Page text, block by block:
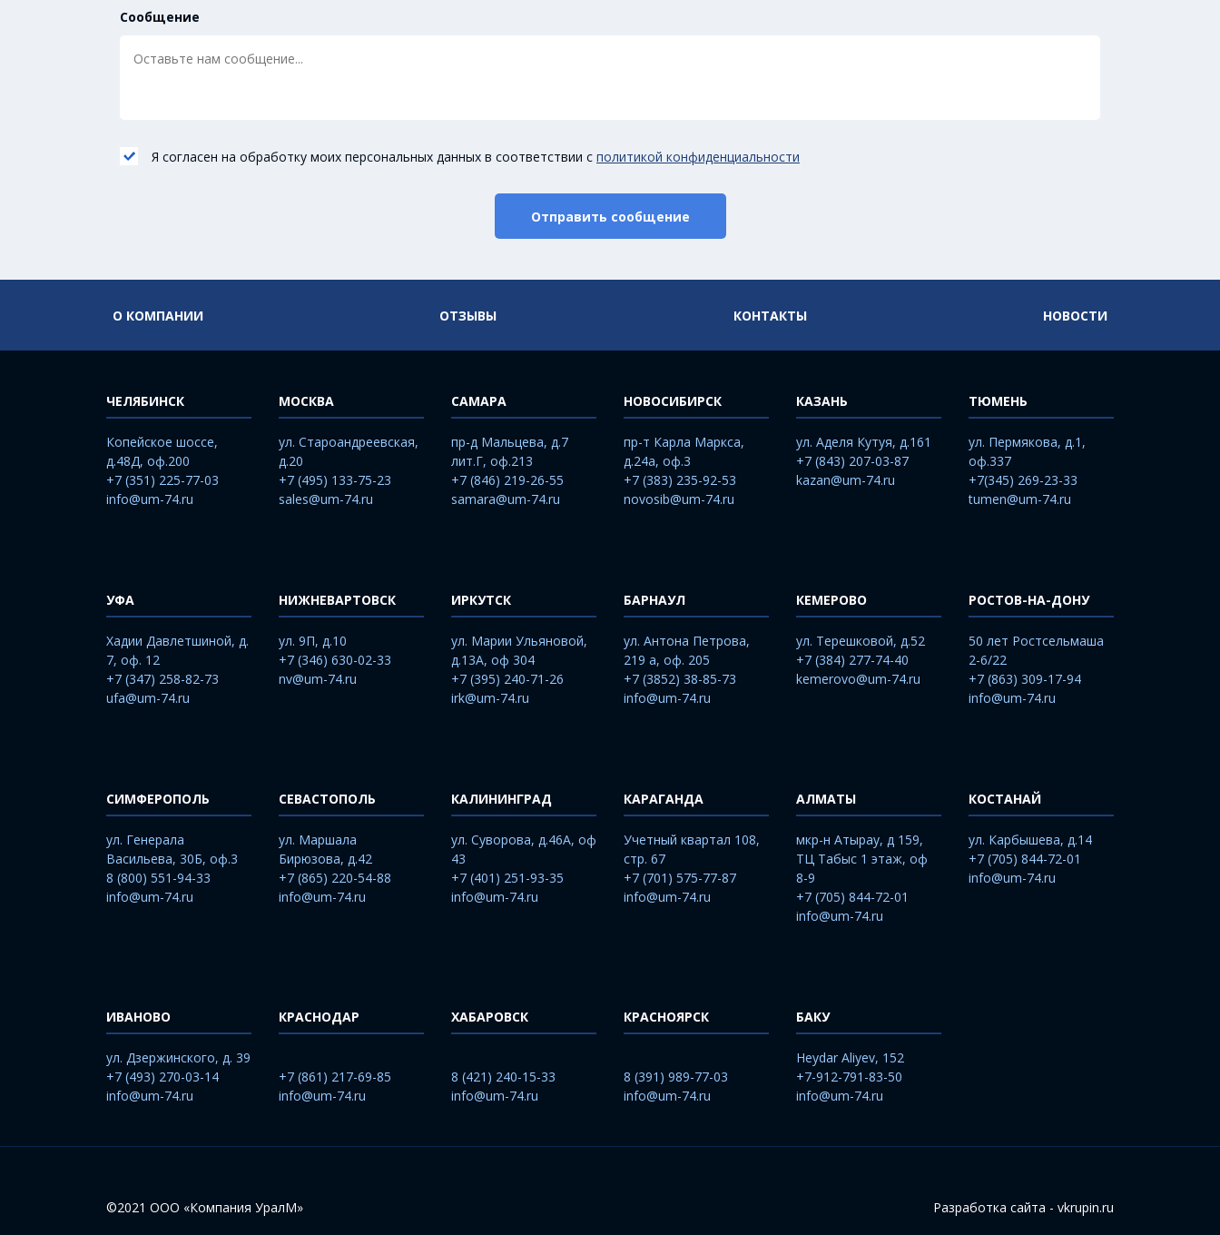
Сообщение
Я согласен на обработку моих персональных данных в соответствии с политикой конфиденциальности
Отправить сообщение
О КОМПАНИИ ОТЗЫВЫ КОНТАКТЫ НОВОСТИ
ЧЕЛЯБИНСК
Копейское шоссе,
д.48Д, оф.200
+7 (351) 225-77-03
info@um-74.ru
МОСКВА
ул. Староандреевская,
д.20
+7 (495) 133-75-23
sales@um-74.ru
САМАРА
пр-д Мальцева, д.7
лит.Г, оф.213
+7 (846) 219-26-55
samara@um-74.ru
НОВОСИБИРСК
пр-т Карла Маркса,
д.24а, оф.3
+7 (383) 235-92-53
novosib@um-74.ru
КАЗАНЬ
ул. Аделя Кутуя, д.161
+7 (843) 207-03-87
kazan@um-74.ru
ТЮМЕНЬ
ул. Пермякова, д.1,
оф.337
+7(345) 269-23-33
tumen@um-74.ru
УФА
Хадии Давлетшиной, д.
7, оф. 12
+7 (347) 258-82-73
ufa@um-74.ru
НИЖНЕВАРТОВСК
ул. 9П, д.10
+7 (346) 630-02-33
nv@um-74.ru
ИРКУТСК
ул. Марии Ульяновой,
д.13А, оф 304
+7 (395) 240-71-26
irk@um-74.ru
БАРНАУЛ
ул. Антона Петрова,
219 а, оф. 205
+7 (3852) 38-85-73
info@um-74.ru
КЕМЕРОВО
ул. Терешковой, д.52
+7 (384) 277-74-40
kemerovo@um-74.ru
РОСТОВ-НА-ДОНУ
50 лет Ростсельмаша
2-6/22
+7 (863) 309-17-94
info@um-74.ru
СИМФЕРОПОЛЬ
ул. Генерала
Васильева, 30Б, оф.3
8 (800) 551-94-33
info@um-74.ru
СЕВАСТОПОЛЬ
ул. Маршала
Бирюзова, д.42
+7 (865) 220-54-88
info@um-74.ru
КАЛИНИНГРАД
ул. Суворова, д.46А, оф
43
+7 (401) 251-93-35
info@um-74.ru
КАРАГАНДА
Учетный квартал 108,
стр. 67
+7 (701) 575-77-87
info@um-74.ru
АЛМАТЫ
мкр-н Атырау, д 159,
ТЦ Табыс 1 этаж, оф
8-9
+7 (705) 844-72-01
info@um-74.ru
КОСТАНАЙ
ул. Карбышева, д.14
+7 (705) 844-72-01
info@um-74.ru
ИВАНОВО
ул. Дзержинского, д. 39
+7 (493) 270-03-14
info@um-74.ru
КРАСНОДАР
+7 (861) 217-69-85
info@um-74.ru
ХАБАРОВСК
8 (421) 240-15-33
info@um-74.ru
КРАСНОЯРСК
8 (391) 989-77-03
info@um-74.ru
БАКУ
Heydar Aliyev, 152
+7-912-791-83-50
info@um-74.ru
©2021 ООО «Компания УралМ» Разработка сайта - vkrupin.ru